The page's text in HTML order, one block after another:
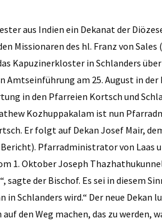
aus Indien ein Dekanat der
Missionaren des hl. Franz von Sales
Kapuzinerkloster in Schlanders
Amtseinführung am 25. August in
in den Pfarreien Kortsch und
Kozhuppakalam ist nun
Er folgt auf Dekan Josef Mair,
Pfarradministrator von Laas
1. Oktober Joseph Thazhathukunnel
der Bischof. Es sei in diesem
in Schlanders wird.“ Der neue Dekan
den Weg machen, das zu werden,